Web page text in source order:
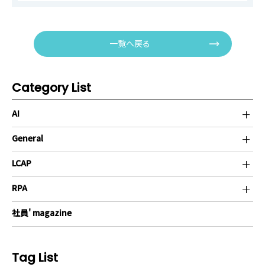
一覧へ戻る
Category List
AI add
General add
LCAP add
RPA add
社員' magazine
Tag List